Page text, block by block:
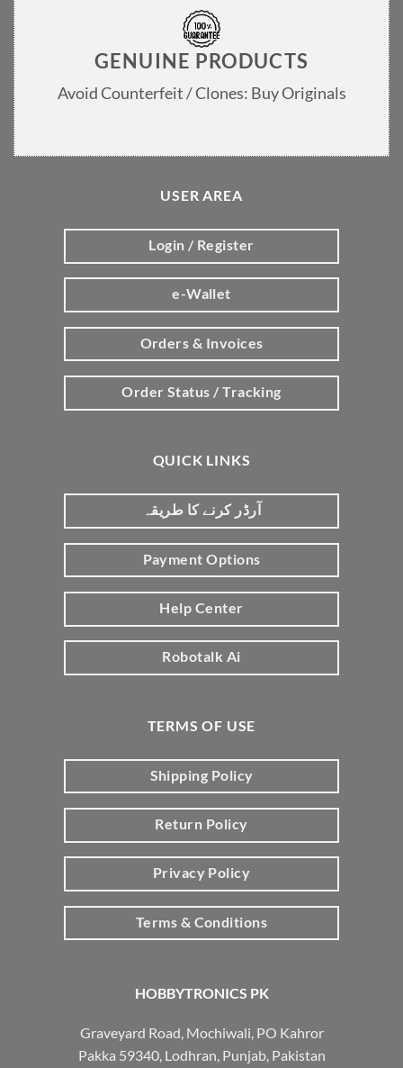
GENUINE PRODUCTS
Avoid Counterfeit / Clones: Buy Originals
HOBBYTRONICS PK
Graveyard Road, Mochiwali, PO Kahror
Pakka 59340, Lodhran, Punjab, Pakistan
USER AREA
Login / Register
e-Wallet
Orders & Invoices
Order Status / Tracking
QUICK LINKS
آرڈر کرنے کا طریقہ
Payment Options
Help Center
Robotalk Ai
TERMS OF USE
Shipping Policy
Return Policy
Privacy Policy
Terms & Conditions